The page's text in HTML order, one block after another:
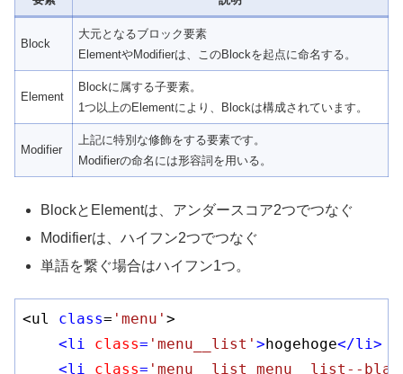
Block
大元となるブロック要素
ElementやModifierは、このBlockを起点に命名する。
Element
Blockに属する子要素。
1つ以上のElementにより、Blockは構成されています。
Modifier
上記に特別な修飾をする要素です。
Modifierの命名には形容詞を用いる。
BlockとElementは、アンダースコア2つでつなぐ
Modifierは、ハイフン2つでつなぐ
単語を繋ぐ場合はハイフン1つ。
<ul class= 'menu' >
<li class= 'menu__list' > hogehoge</li>
<li class= 'menu__list menu__list--